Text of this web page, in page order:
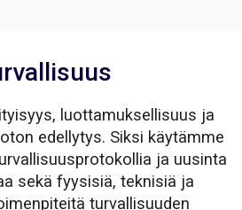
luottamuksellisuus ja
edellytys. Siksi käytämme
ja uusinta
sekä fyysisiä, teknisiä ja
turvallisuuden